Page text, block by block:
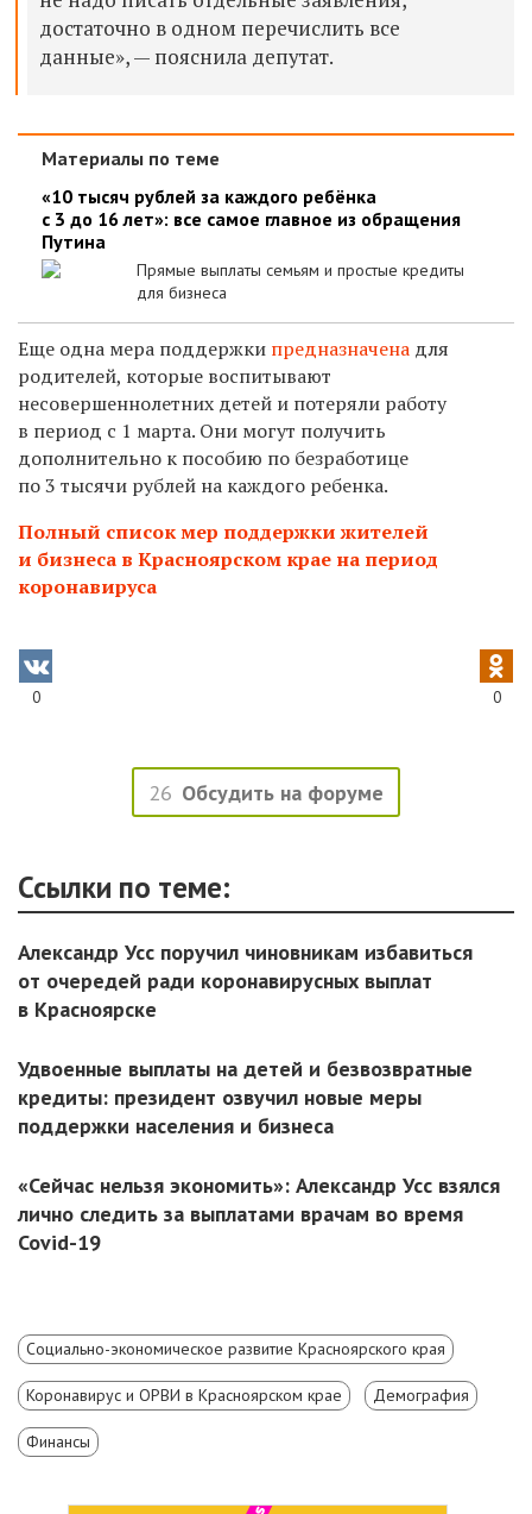
достаточно в одном перечислить все
данные», — пояснила депутат.
Материалы по теме
«10 тысяч рублей за каждого ребёнка
с 3 до 16 лет»: все самое главное из обращения
Путина
Прямые выплаты семьям и простые кредиты
для бизнеса
Еще одна мера поддержки предназначена для
родителей, которые воспитывают
несовершеннолетних детей и потеряли работу
в период с 1 марта. Они могут получить
дополнительно к пособию по безработице
по 3 тысячи рублей на каждого ребенка.
Полный список мер поддержки жителей
и бизнеса в Красноярском крае на период
коронавируса
0 0
26 Обсудить на форуме
Ссылки по теме:
Александр Усс поручил чиновникам избавиться
от очередей ради коронавирусных выплат
в Красноярске
Удвоенные выплаты на детей и безвозвратные
кредиты: президент озвучил новые меры
поддержки населения и бизнеса
«Сейчас нельзя экономить»: Александр Усс взялся
лично следить за выплатами врачам во время
Covid-19
Социально-экономическое развитие Красноярского края
Коронавирус и ОРВИ в Красноярском крае Демография
Финансы